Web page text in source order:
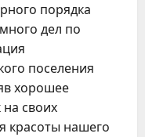
порядка
дел по
поселения
хорошее
своих
красоты нашего